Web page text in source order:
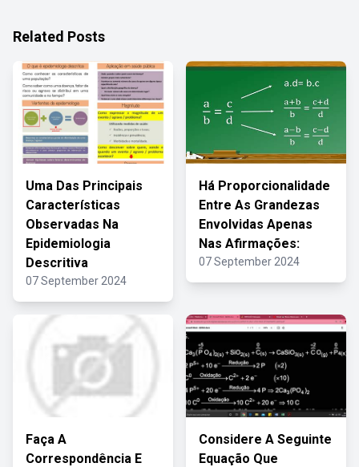
Related Posts
Uma Das Principais
Características
Observadas Na
Epidemiologia
Descritiva
07 September 2024
Há Proporcionalidade
Entre As Grandezas
Envolvidas Apenas
Nas Afirmações:
07 September 2024
Faça A
Correspondência E
Considere A Seguinte
Equação Que